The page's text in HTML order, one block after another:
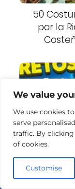
We value
We use cookies
serve
traffic. By clicking
of cookies.
Customise
50
por la
Cómo